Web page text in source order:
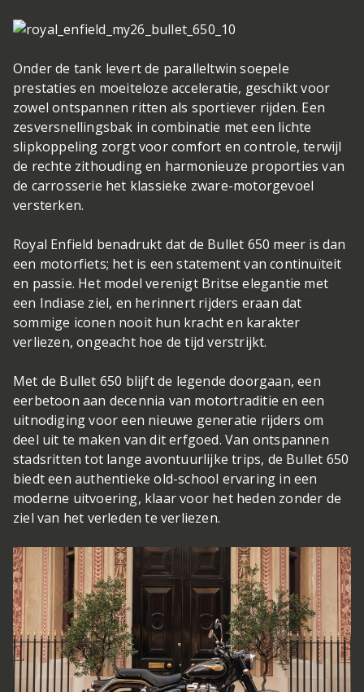
Onder de tank levert de paralleltwin soepele
prestaties en moeiteloze acceleratie, geschikt voor
zowel ontspannen ritten als sportiever rijden. Een
zesversnellingsbak in combinatie met een lichte
slipkoppeling zorgt voor comfort en controle, terwijl
de rechte zithouding en harmonieuze proporties van
de carrosserie het klassieke zware-motorgevoel
versterken.
Royal Enfield benadrukt dat de Bullet 650 meer is dan
een motorfiets; het is een statement van continuïteit
en passie. Het model verenigt Britse elegantie met
een Indiase ziel, en herinnert rijders eraan dat
sommige iconen nooit hun kracht en karakter
verliezen, ongeacht hoe de tijd verstrijkt.
Met de Bullet 650 blijft de legende doorgaan, een
eerbetoon aan decennia van motortraditie en een
uitnodiging voor een nieuwe generatie rijders om
deel uit te maken van dit erfgoed. Van ontspannen
stadsritten tot lange avontuurlijke trips, de Bullet 650
biedt een authentieke old-school ervaring in een
moderne uitvoering, klaar voor het heden zonder de
ziel van het verleden te verliezen.